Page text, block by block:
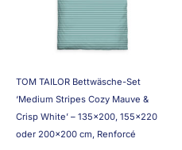
TOM TAILOR Bettwäsche-Set
‘Medium Stripes Cozy Mauve &
Crisp White’ – 135×200, 155×220
oder 200×200 cm, Renforcé